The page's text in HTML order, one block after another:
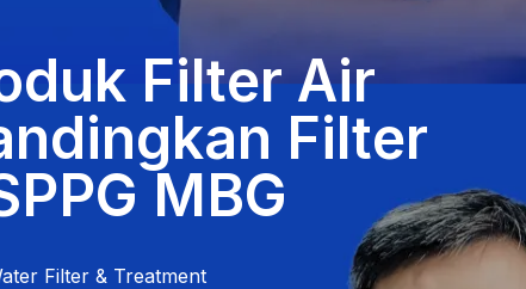
Filter Air
Filter
MBG
Filter & Treatment